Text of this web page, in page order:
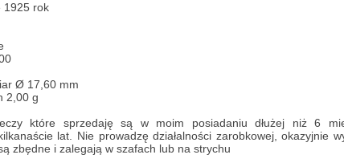
1925 rok
Ø 17,60 mm
2,00 g
które sprzedaję są w moim posiadaniu dłużej niż 6
lat. Nie prowadzę działalności zarobkowej, okazyjnie
zbędne i zalegają w szafach lub na strychu